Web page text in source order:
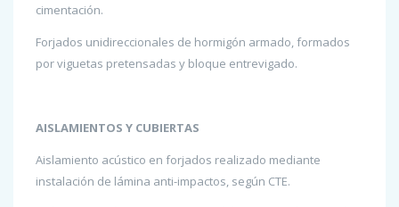
cimentación.
Forjados unidireccionales de hormigón armado, formados
por viguetas pretensadas y bloque entrevigado.
AISLAMIENTOS Y CUBIERTAS
Aislamiento acústico en forjados realizado mediante
instalación de lámina anti-impactos, según CTE.